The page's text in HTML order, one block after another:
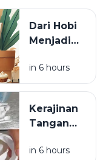
Dari Hobi
Menjadi
Mengubah
Keterampilan
Usaha
in 6 hours
Kerajinan
Tangan
Bisa
in 6 hours